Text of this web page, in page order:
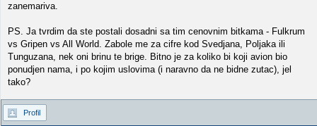
zanemariva.
PS. Ja tvrdim da ste postali dosadni sa tim cenovnim bitkama - Fulkrum
vs Gripen vs All World. Zabole me za cifre kod Svedjana, Poljaka ili
Tunguzana, nek oni brinu te brige. Bitno je za koliko bi koji avion bio
ponudjen nama, i po kojim uslovima (i naravno da ne bidne zutac), jel
tako?
Profil